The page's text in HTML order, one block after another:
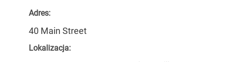
Adres:
40 Main Street
Lokalizacja: